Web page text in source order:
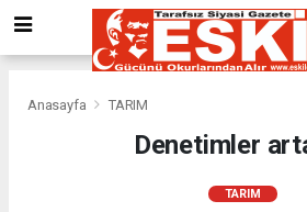
Anasayfa TARIM
Denetimler
TARIM